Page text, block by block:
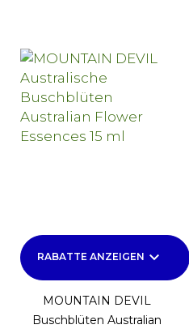
RABATTE ANZEIGEN keyboard_arrow_down
MOUNTAIN DEVIL
Buschblüten Australian